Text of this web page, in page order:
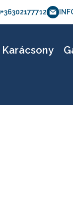
+36302177712
Karácsony